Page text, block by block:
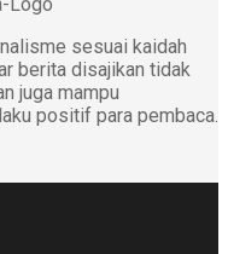
sesuai kaidah
berita disajikan tidak
juga mampu
positif para pembaca.